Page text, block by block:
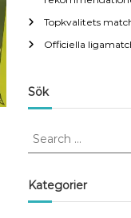
Topkvalitets
Officiella
Sök
S
r
c
Kategorier